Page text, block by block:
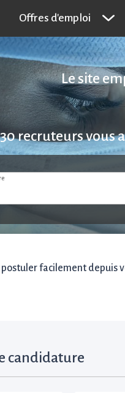
Offres d'emploi
Le site
recruteurs vous
postuler facilement depuis
candidature